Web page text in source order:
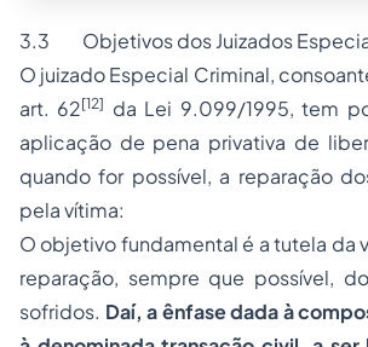
3.3 Objetivos dos Juizados
O juizado Especial Criminal,
art. 62[12] da Lei 9.099/1995, tem
aplicação de pena privativa de
quando for possível, a reparação
pela vítima:
O objetivo fundamental é a tutela da
reparação, sempre que possível,
sofridos. Daí, a ênfase dada à